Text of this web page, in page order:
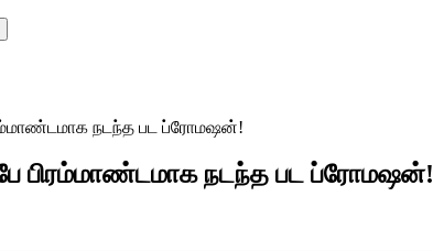
நடந்த பட ப்ரோமஷன்!
பிரம்மாண்டமாக நடந்த பட ப்ரோமஷன்!